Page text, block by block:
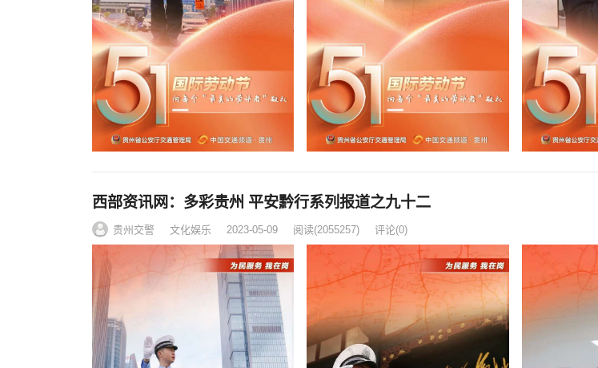
西部资讯网：多彩贵州 平安黔行系列报道之九十二
贵州交警 文化娱乐 2023-05-09 阅读(2055257) 评论(0)